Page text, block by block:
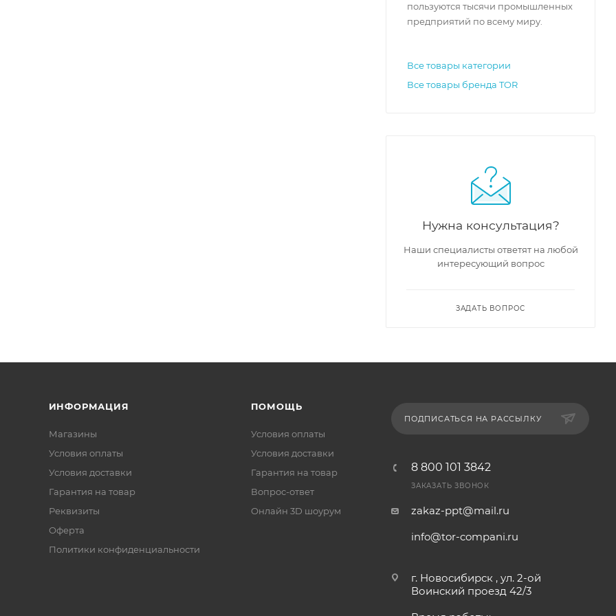
пользуются тысячи промышленных
предприятий по всему миру.
Все товары категории
Все товары бренда TOR
Нужна консультация?
Наши специалисты ответят на любой
интересующий вопрос
ЗАДАТЬ ВОПРОС
ИНФОРМАЦИЯ
Магазины
Условия оплаты
Условия доставки
Гарантия на товар
Реквизиты
Оферта
Политики конфиденциальности
ПОМОЩЬ
Условия оплаты
Условия доставки
Гарантия на товар
Вопрос-ответ
Онлайн 3D шоурум
ПОДПИСАТЬСЯ НА РАССЫЛКУ
8 800 101 3842
ЗАКАЗАТЬ ЗВОНОК
zakaz-ppt@mail.ru
info@tor-compani.ru
г. Новосибирск , ул. 2-ой
Воинский проезд 42/3